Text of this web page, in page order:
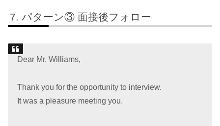
パターン③ 面接後フォロー
Dear Mr. Williams,
Thank you for the opportunity to interview.
It was a pleasure meeting you.